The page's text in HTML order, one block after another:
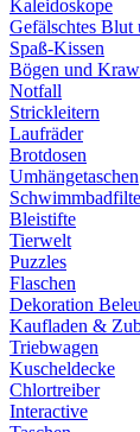
Kaleidoskope
Gefälschtes Blut
Spaß-Kissen
Bögen und
Notfall
Strickleitern
Laufräder
Brotdosen
Umhängetaschen
Bleistifte
Tierwelt
Puzzles
Flaschen
Dekoration
Kaufladen &
Triebwagen
Kuscheldecke
Chlortreiber
Interactive